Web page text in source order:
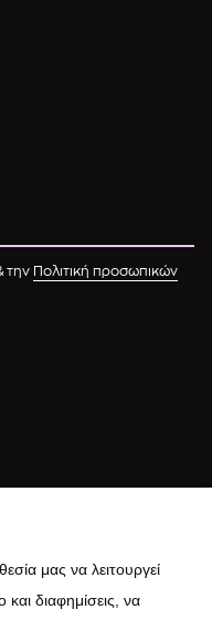
την Πολιτική προσωπικών
μας να λειτουργεί
διαφημίσεις, να